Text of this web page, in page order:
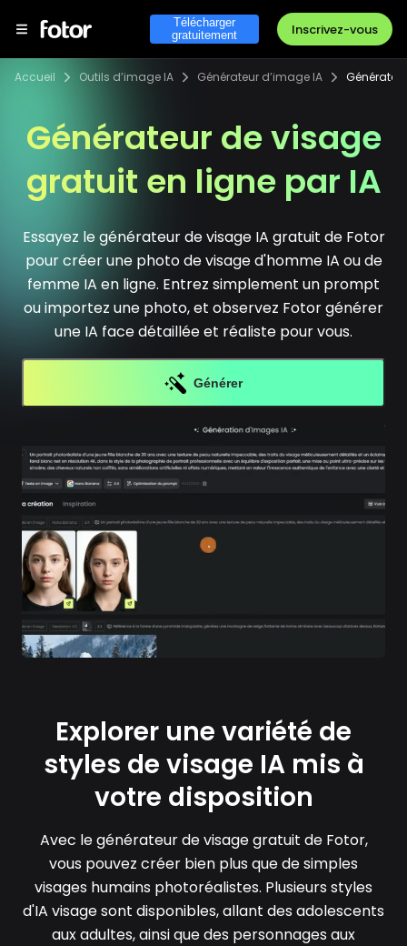
Télécharger
gratuitement
Inscrivez-vous
Accueil Outils d’image IA Générateur d’image IA
Générateur de visage
gratuit en ligne par IA
Essayez le générateur de visage IA gratuit de Fotor
pour créer une photo de visage d'homme IA ou de
femme IA en ligne. Entrez simplement un prompt
ou importez une photo, et observez Fotor générer
une IA face détaillée et réaliste pour vous.
Générer
Explorer une variété de
styles de visage IA mis à
votre disposition
Avec le générateur de visage gratuit de Fotor,
vous pouvez créer bien plus que de simples
visages humains photoréalistes. Plusieurs styles
d'IA visage sont disponibles, allant des adolescents
aux adultes, ainsi que des personnages aux